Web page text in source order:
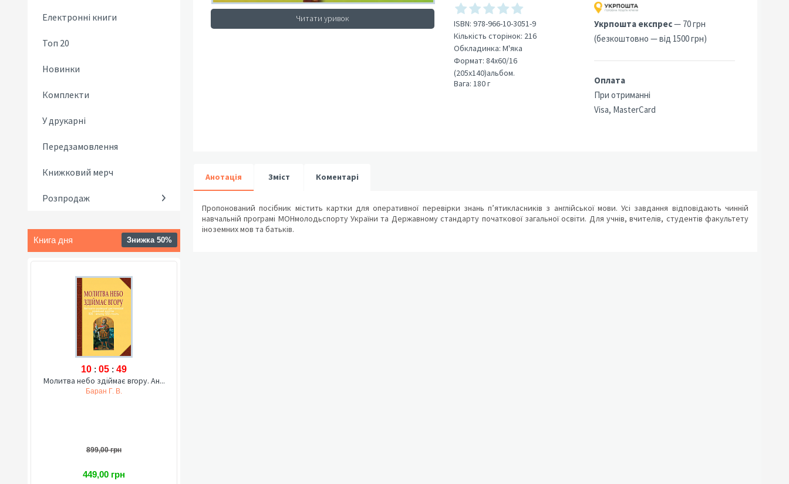
Електронні книги
Топ 20
Новинки
Комплекти
У друкарні
Передзамовлення
Книжковий мерч
Розпродаж
Книга дня Знижка 50%
10 : 05 : 48
Молитва небо здіймає вгору. Ан...
Баран Г. В.
899,00 грн
449,00 грн
Читати уривок
ISBN: 978-966-10-3051-9
Кількість сторінок: 216
Обкладинка: М'яка
Формат: 84х60/16
(205х140)альбом.
Вага: 180 г
Укрпошта експрес— 70 грн
(безкоштовно — від 1500 грн)
Оплата
При отриманні
Visa, MasterCard
Анотація Зміст Коментарі
Пропонований посібник містить картки для оперативної перевірки знань п’ятикласників з англійської мови. Усі завдання відповідають чинній
навчальній програмі МОНмолодьспорту України та Державному стандарту початкової загальної освіти. Для учнів, вчителів, студентів факультету
іноземних мов та батьків.